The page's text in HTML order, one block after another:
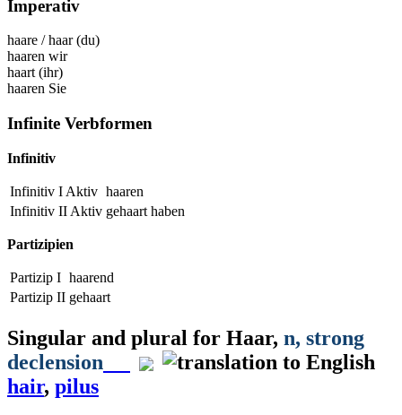
Imperativ
haare /haar(du)
haaren wir
haart (ihr)
haaren Sie
Infinite Verbformen
Infinitiv
Infinitiv I Aktiv haaren
Infinitiv II Aktiv gehaart haben
Partizipien
Partizip I haarend
Partizip II gehaart
Singular and plural for Haar, n, strong
declension
hair, pilus